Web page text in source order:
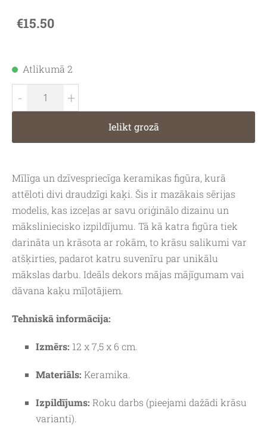
€15.50
Atlikumā 2
- +
Ielikt grozā
Mīlīga un dzīvespriecīga keramikas figūra, kurā
attēloti divi draudzīgi kaķi. Šis ir mazākais sērijas
modelis, kas izceļas ar savu oriģinālo dizainu un
māksliniecisko izpildījumu. Tā kā katra figūra tiek
darināta un krāsota ar rokām, to krāsu salikumi var
atšķirties, padarot katru suvenīru par unikālu
mākslas darbu. Ideāls dekors mājas mājīgumam vai
dāvana kaķu mīļotājiem.
Tehniskā informācija:
Izmērs: 12 x 7,5 x 6 cm.
Materiāls: Keramika.
Izpildījums: Roku darbs (pieejami dažādi krāsu
varianti).